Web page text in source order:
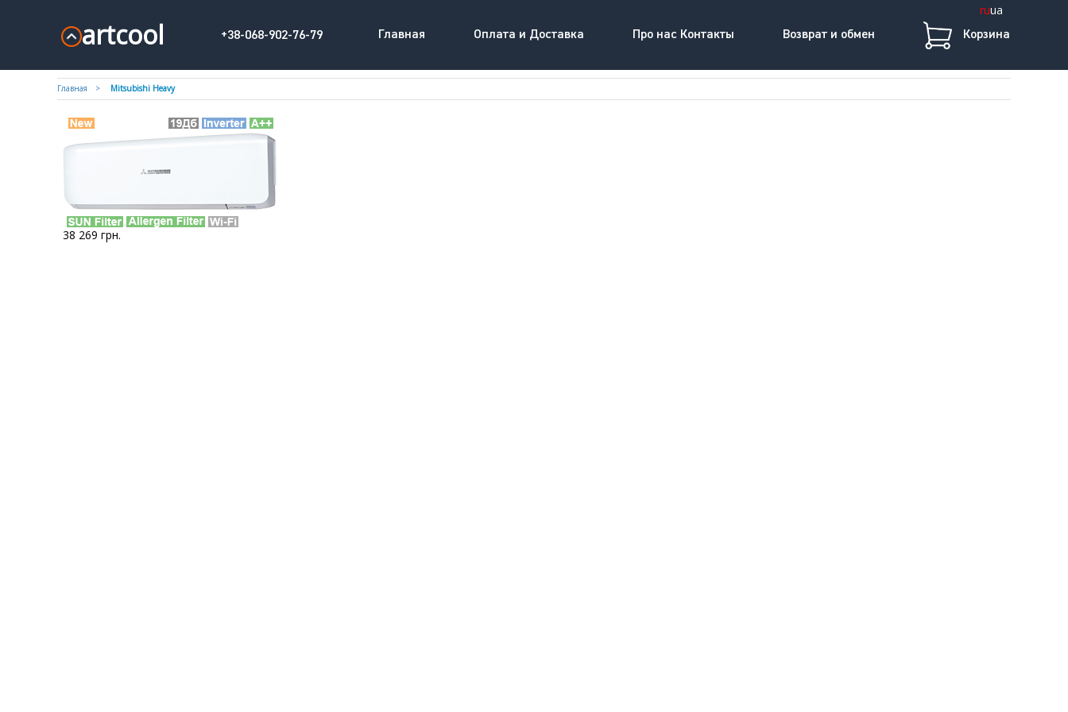
ruua
artcool +38-068-902-76-79 Главная Оплата и Доставка Про нас Контакты Возврат и обмен Корзина
Главная Mitsubishi Heavy
38 269 грн.